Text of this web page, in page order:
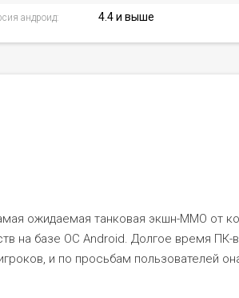
андроид: 4.4 и выше
ожидаемая танковая экшн-ММО от
на базе ОС Android. Долгое время ПК-
и по просьбам пользователей